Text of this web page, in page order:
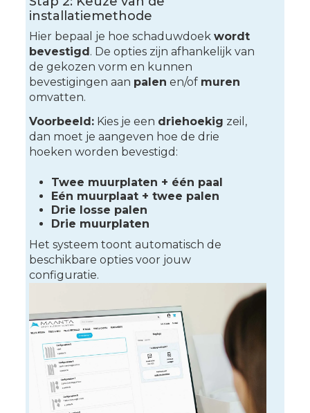
installatiemethode
Hier bepaal je hoe schaduwdoek wordt
bevestigd . De opties zijn afhankelijk van
de gekozen vorm en kunnen
bevestigingen aan palen en/of muren
omvatten.
Voorbeeld:Kies je een driehoekig zeil,
dan moet je aangeven hoe de drie
hoeken worden bevestigd:
Twee muurplaten + één paal
Eén muurplaat + twee palen
Drie losse palen
Drie muurplaten
Het systeem toont automatisch de
beschikbare opties voor jouw
configuratie.